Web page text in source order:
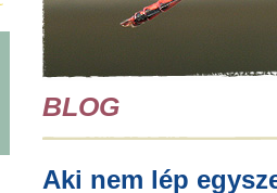
BLOG
Aki nem lép